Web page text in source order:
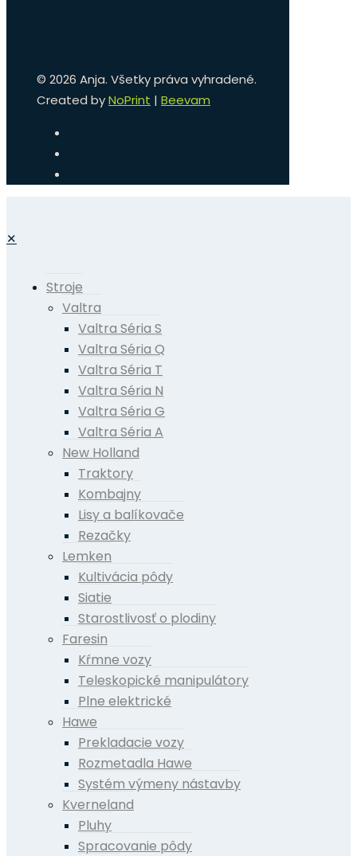
© 2026 Anja. Všetky práva vyhradené.
Created byNoPrint | Beevam
✕
Stroje
Valtra
Valtra Séria S
Valtra Séria Q
Valtra Séria T
Valtra Séria N
Valtra Séria G
Valtra Séria A
New Holland
Traktory
Kombajny
Lisy a balíkovače
Rezačky
Lemken
Kultivácia pôdy
Siatie
Starostlivosť o plodiny
Faresin
Kŕmne vozy
Teleskopické manipulátory
Plne elektrické
Hawe
Prekladacie vozy
Rozmetadla Hawe
Systém výmeny nástavby
Kverneland
Pluhy
Spracovanie pôdy